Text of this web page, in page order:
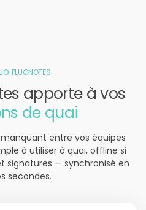
PLUGNOTES
apporte à vos
de quai
entre vos équipes
à utiliser à quai, offline si
signatures — synchronisé en
secondes.